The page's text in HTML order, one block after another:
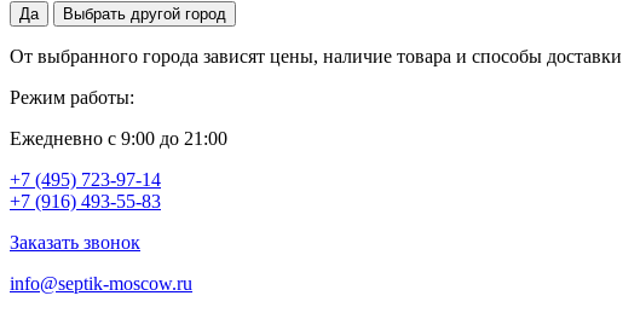
Да Выбрать другой город
От выбранного города зависят цены, наличие товара и способы доставки
Режим работы:
Ежедневно с 9:00 до 21:00
+7 (495) 723-97-14
+7 (916) 493-55-83
Заказать звонок
info@septik-moscow.ru